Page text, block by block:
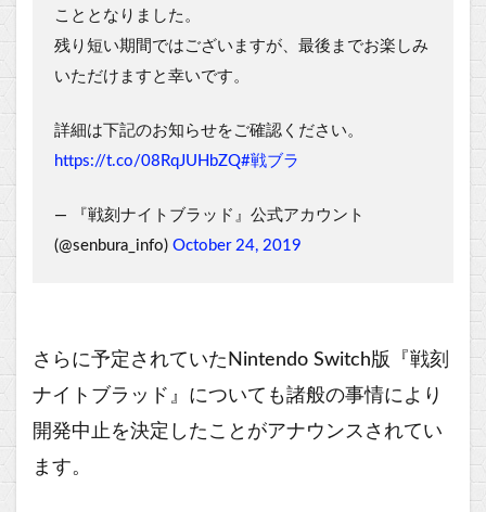
こととなりました。
残り短い期間ではございますが、最後までお楽しみ
いただけますと幸いです。
詳細は下記のお知らせをご確認ください。
https://t.co/08RqJUHbZQ#戦ブラ
— 『戦刻ナイトブラッド』公式アカウント
(@senbura_info) October 24, 2019
さらに予定されていたNintendo Switch版『戦刻
ナイトブラッド』についても諸般の事情により
開発中止を決定したことがアナウンスされてい
ます。